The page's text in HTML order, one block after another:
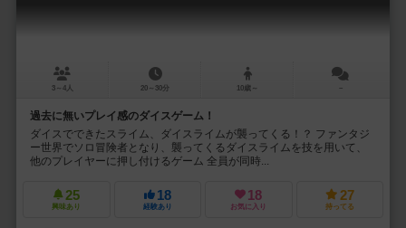
3～4人 20～30分 10歳～ －
過去に無いプレイ感のダイスゲーム！
ダイスでできたスライム、ダイスライムが襲ってくる！？ ファンタジ
ー世界でソロ冒険者となり、襲ってくるダイスライムを技を用いて、
他のプレイヤーに押し付けるゲーム 全員が同時...
25
興味あり
18
経験あり
18
お気に入り
27
持ってる